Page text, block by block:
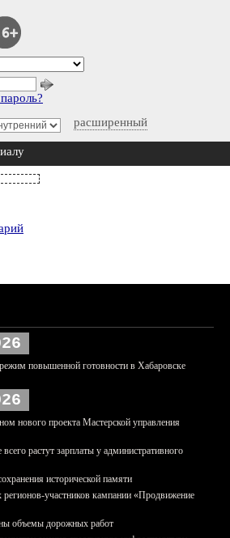
расширенный
повышенной готовности в Хабаровске
нового проекта Мастерской управления
растут зарплаты у административного
исторической памяти
участников кампании «Продвижение
объемы дорожных работ